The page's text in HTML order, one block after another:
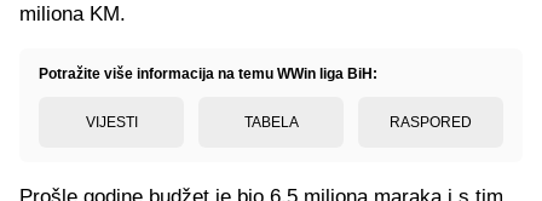
miliona KM.
Potražite više informacija na temu WWin liga BiH:
VIJESTI TABELA RASPORED
Prošle godine budžet je bio 6.5 miliona maraka i s tim